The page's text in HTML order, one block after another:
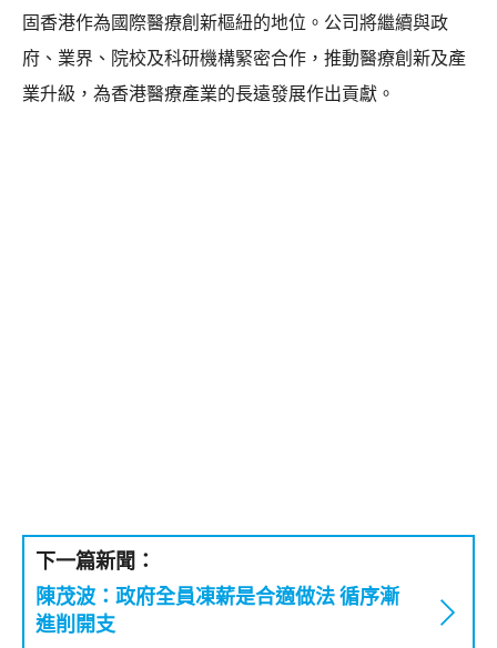
固香港作為國際醫療創新樞紐的地位。公司將繼續與政
府、業界、院校及科研機構緊密合作，推動醫療創新及產
業升級，為香港醫療產業的長遠發展作出貢獻。
下一篇新聞：
陳茂波：政府全員凍薪是合適做法 循序漸
進削開支